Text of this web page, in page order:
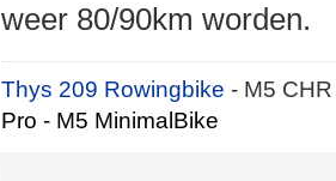
weer 80/90km worden.
Thys 209 Rowingbike- M5
Pro - M5 MinimalBike